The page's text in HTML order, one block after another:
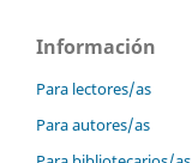
Información
Para lectores/as
Para autores/as